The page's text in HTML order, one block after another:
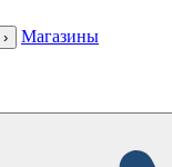
›
Магазины